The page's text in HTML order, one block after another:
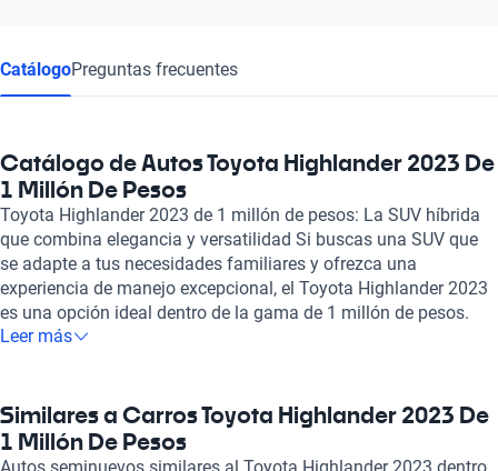
CatálogoPreguntas frecuentes
Catálogo de Autos Toyota Highlander 2023 De
1 Millón De Pesos
Toyota Highlander 2023 de 1 millón de pesos: La SUV híbrida
que combina elegancia y versatilidad Si buscas una SUV que
se adapte a tus necesidades familiares y ofrezca una
experiencia de manejo excepcional, el Toyota Highlander 2023
es una opción ideal dentro de la gama de 1 millón de pesos.
Este modelo destaca por su tren motriz híbrido, que combina
impresionante de solo 4.8 litros cada 100 km, el Highlander se
convierte en un aliado ecológico y económico. La capacidad
para albergar de 7 a 8 pasajeros permite disfrutar de espacios
Leer más
Similares a Carros Toyota Highlander 2023 De
1 Millón De Pesos